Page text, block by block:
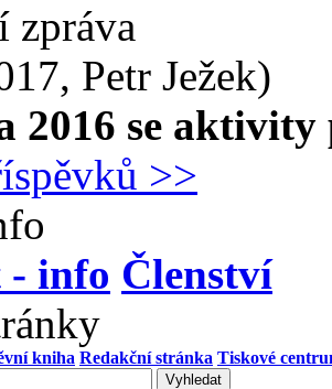
zpráva
Petr Ježek)
2016 se
>>
info Členství
kniha Redakční stránka Tiskové